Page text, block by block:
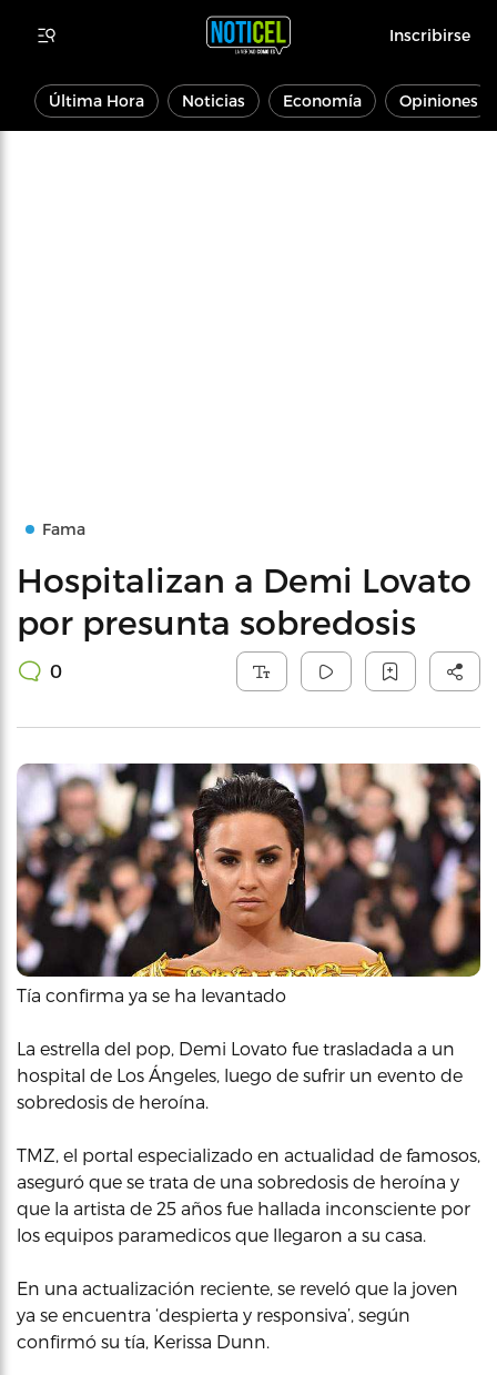
Inscribirse
Última Hora Noticias Economía Opiniones
Fama
Hospitalizan a Demi Lovato
por presunta sobredosis
0
Tía confirma ya se ha levantado
La estrella del pop, Demi Lovato fue trasladada a un
hospital de Los Ángeles, luego de sufrir un evento de
sobredosis de heroína.
TMZ, el portal especializado en actualidad de famosos,
aseguró que se trata de una sobredosis de heroína y
que la artista de 25 años fue hallada inconsciente por
los equipos paramedicos que llegaron a su casa.
En una actualización reciente, se reveló que la joven
ya se encuentra ‘despierta y responsiva’, según
confirmó su tía, Kerissa Dunn.